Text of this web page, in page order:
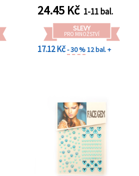
24.45 Kč 1-11 bal.
SLEVY
PRO MNOŽSTVÍ
17.12 Kč- 30 %12 bal. +